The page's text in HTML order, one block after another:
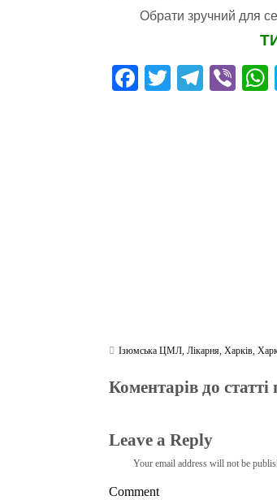
Обрати зручний для
Fa T
Te Vi
Ізюмська ЦМЛ,Лікарня,Харків,
Коментарів до
Leave a Reply
Your email address will not be
Comment